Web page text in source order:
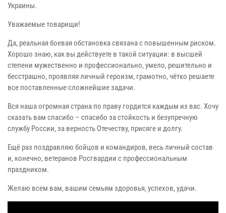
Украины.
Уважаемые товарищи!
Да, реальная боевая обстановка связана с повышенным риском.
Хорошо знаю, как вы действуете в такой ситуации: в высшей
степени мужественно и профессионально, умело, решительно и
бесстрашно, проявляя личный героизм, грамотно, чётко решаете
все поставленные сложнейшие задачи.
Вся наша огромная страна по праву гордится каждым из вас. Хочу
сказать вам спасибо – спасибо за стойкость и безупречную
службу России, за верность Отечеству, присяге и долгу.
Ещё раз поздравляю бойцов и командиров, весь личный состав
и, конечно, ветеранов Росгвардии с профессиональным
праздником.
Желаю всем вам, вашим семьям здоровья, успехов, удачи.